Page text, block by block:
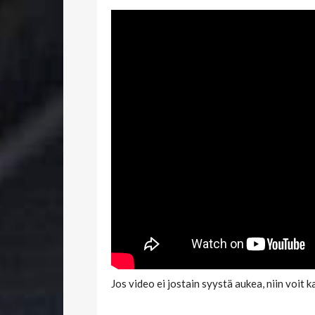
Jos video ei jostain syystä aukea, niin voit